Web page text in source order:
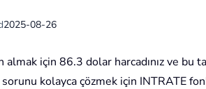
2025-08-26
için 86.3 dolar harcadınız ve bu
kolayca çözmek için INTRATE